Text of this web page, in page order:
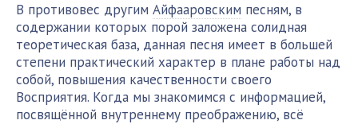
В противовес другим Айфааровским песням, в
содержании которых порой заложена солидная
теоретическая база, данная песня имеет в большей
степени практический характер в плане работы над
собой, повышения качественности своего
Восприятия. Когда мы знакомимся с информацией,
посвящённой внутреннему преображению, всё